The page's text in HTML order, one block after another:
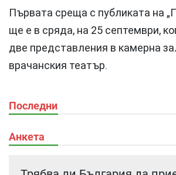
Първата среща с публиката на
ще е в сряда, на 25 септември,
две представления в камерна
врачанския театър.
Последни
Анкета